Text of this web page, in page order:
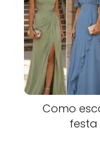
Como